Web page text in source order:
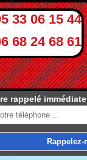
33 06 15 44
68 24 68 61
rappelé